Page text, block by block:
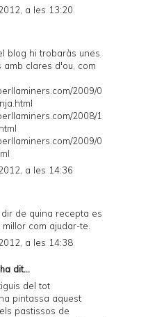
a les 13:20
blog hi trobaràs unes
clares d'ou, com
2009/0
2008/1
2009/0
a les 14:36
de quina recepta es
com ajudar-te.
a les 14:38
ha dit...
del tot
pintassa aquest
pastissos de